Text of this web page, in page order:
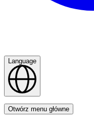
Language
Otwórz menu główne